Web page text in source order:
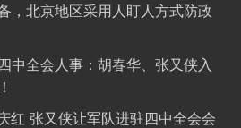
，北京地区采用人盯人方式防政
中全会人事：胡春华、张又侠入
红 张又侠让军队进驻四中全会会